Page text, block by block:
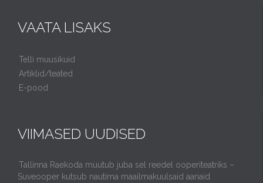
VAATA LISAKS
Telli muusikuid
Artiklid/teated
E-pood
VIIMASED UUDISED
Tallinna Raekoda muutub juba sel reedel ooperiteatriks –
Suveooper kutsub nautima maailmakuulsaid aariaid